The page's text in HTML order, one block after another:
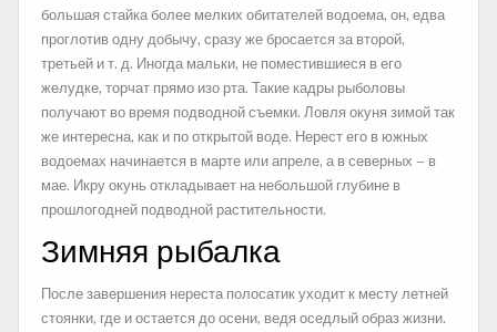
большая стайка более мелких обитателей водоема, он, едва
проглотив одну добычу, сразу же бросается за второй,
третьей и т. д. Иногда мальки, не поместившиеся в его
желудке, торчат прямо изо рта. Такие кадры рыболовы
получают во время подводной съемки. Ловля окуня зимой так
же интересна, как и по открытой воде. Нерест его в южных
водоемах начинается в марте или апреле, а в северных – в
мае. Икру окунь откладывает на небольшой глубине в
прошлогодней подводной растительности.
Зимняя рыбалка
После завершения нереста полосатик уходит к месту летней
стоянки, где и остается до осени, ведя оседлый образ жизни.